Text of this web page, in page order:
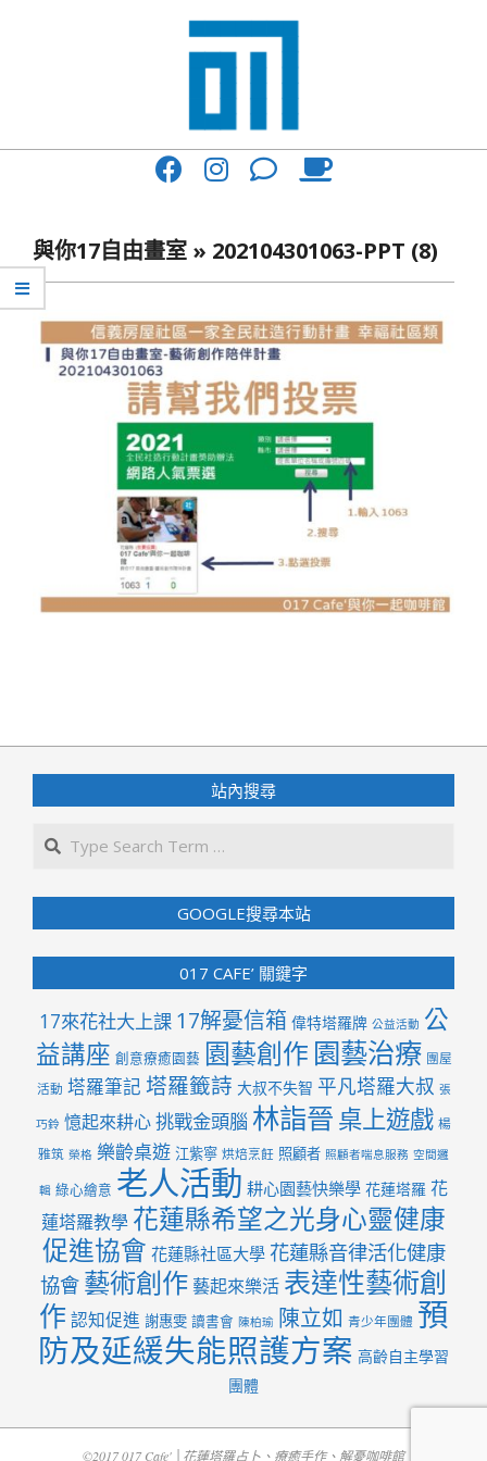
017
與
你
一
起
咖
與你17自由畫室 » 202104301063-PPT (8)
07-
01
站內搜尋
GOOGLE搜尋本站
017 CAFE’ 關鍵字
17來花社大上課 17解憂信箱 偉特塔羅牌 公益活動 公
益講座 創意療癒園藝 園藝創作 園藝治療 團屋
活動 塔羅筆記 塔羅籤詩 大叔不失智 平凡塔羅大叔 張
巧鈴 憶起來耕心挑戰金頭腦 林詣晉桌上遊戲 楊
雅筑 榮格 樂齡桌遊 江紫寧 烘焙烹飪 照顧者 照顧者喘息服務 空間邏
輯 綠心繪意 老人活動 耕心園藝快樂學 花蓮塔羅 花
蓮塔羅教學 花蓮縣希望之光身心靈健康
促進協會 花蓮縣社區大學 花蓮縣音律活化健康
協會 藝術創作藝起來樂活 表達性藝術創
作 認知促進 謝惠雯 讀書會 陳柏瑜 陳立如 青少年團體 預
防及延緩失能照護方案 高齡自主學習
團體
©2017 017 Cafe' │花蓮塔羅占卜、療癒手作、解憂咖啡館